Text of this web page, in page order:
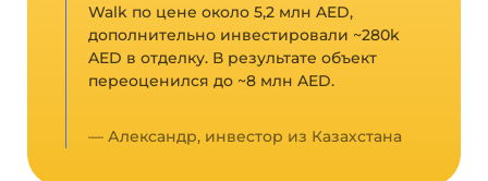
Walk по цене около 5,2 млн AED,
дополнительно инвестировали ~280k
AED в отделку. В результате объект
переоценился до ~8 млн AED.
— Александр, инвестор из Казахстана